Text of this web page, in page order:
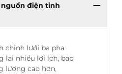
điện tinh
chỉnh lưới ba pha
lại nhiều lợi ích, bao
lượng cao hơn,